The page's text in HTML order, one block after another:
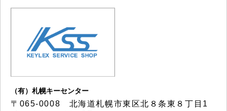
（有）札幌キーセンター
〒065-0008 北海道札幌市東区北８条東８丁目1